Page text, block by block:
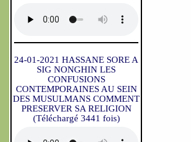
24-01-2021 HASSANE SORE A
SIG NONGHIN LES
CONFUSIONS
CONTEMPORAINES AU SEIN
DES MUSULMANS COMMENT
PRESERVER SA RELIGION
(Téléchargé 3441 fois)